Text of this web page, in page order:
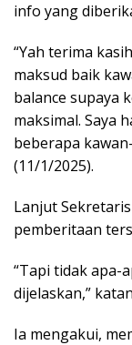
info yang
“Yah terima
maksud baik
balance supaya
maksimal. Saya
beberapa
(11/1/2025).
Lanjut
pemberitaan
“Tapi tidak apa-
dijelaskan,”
Ia mengakui,